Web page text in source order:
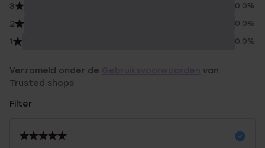
3 0.0%
2 0.0%
1 0.0%
Verzameld onder de
van
Trusted shops
Filter